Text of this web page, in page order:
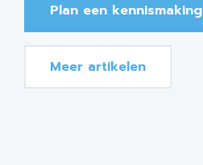
Plan een kennismaking
Meer artikelen